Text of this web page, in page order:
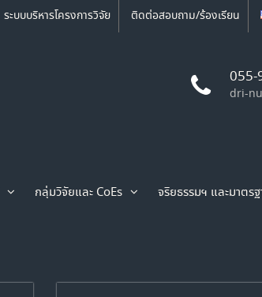
ระบบบริหารโครงการวิจัย ติดต่อสอบถาม/ร้องเรียน
055-
dri-
กลุ่มวิจัยและ CoEs จริยธรรมฯ และมาตร